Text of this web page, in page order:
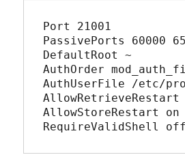
Port 21001
PassivePorts 60000
DefaultRoot ~
AuthOrder
AuthUserFile /etc/
AllowRetrieveRestart
AllowStoreRestart on
RequireValidShell off